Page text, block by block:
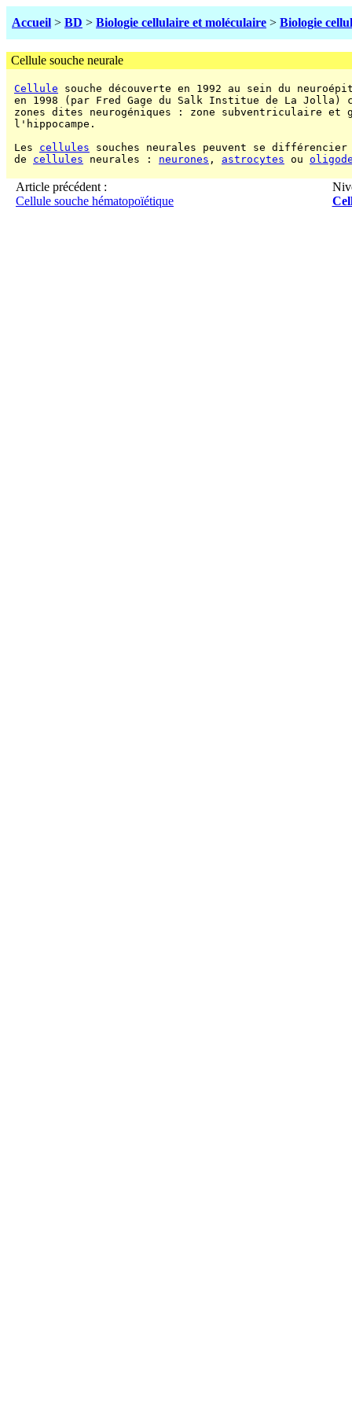
Accueil > BD > Biologie cellulaire et moléculaire > Biologie
Cellule souche neurale
Cellule souche découverte en 1992 au sein du
en 1998 (par Fred Gage du Salk Institue de La Jolla)
zones dites neurogéniques : zone subventriculaire et
l'hippocampe.
Les cellules souches neurales peuvent se
de cellules neurales : neurones , astrocytes ou
Article précédent :
Cellule souche hématopoïétique